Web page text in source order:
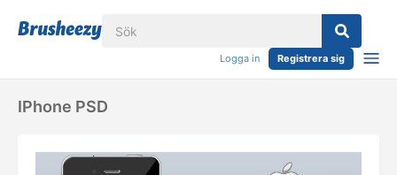
Logga in Registrera sig
IPhone PSD